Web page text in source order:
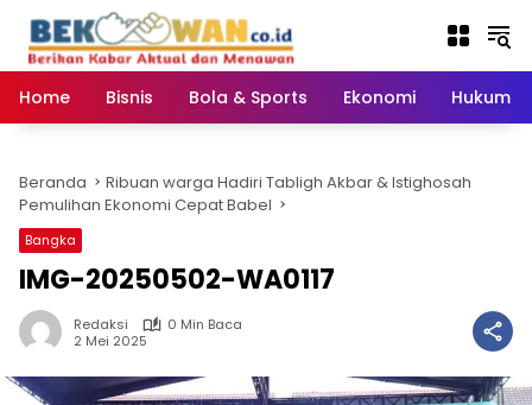
konten
Home
Bisnis Bola & Sports Ekonomi Hukum
Beranda
Ribuan warga Hadiri Tabligh Akbar & Istighosah
Pemulihan Ekonomi Cepat Babel
Bangka
IMG-20250502-WA0117
Redaksi
0 Min Baca
2 Mei 2025